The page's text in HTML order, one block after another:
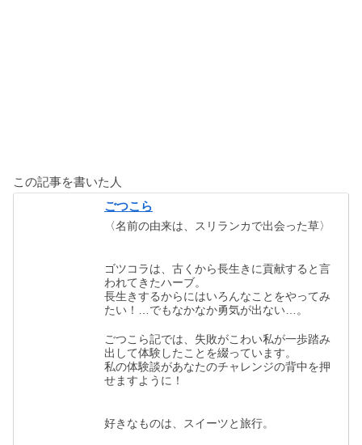
この記事を書いた人
ごつこら
〈名前の由来は、スリランカで出会った草〉
ゴツコラは、古くから長生きに貢献すると言
われてきたハーブ。
長生きするからにはいろんなことをやってみ
たい！…でもなかなか勇気が出ない…。
ごつこら記では、失敗がこわい私が一歩踏み
出して体験したことを綴っています。
私の体験談があなたのチャレンジの背中を押
せますように！
好きなものは、スイーツと旅行。